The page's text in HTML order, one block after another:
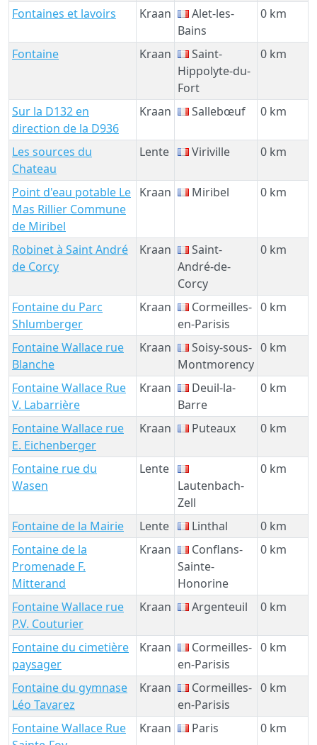
Fontaines et lavoirs Kraan
Alet-les-
Bains
0 km
Fontaine Kraan
Saint-
Hippolyte-du-
Fort
0 km
Sur la D132 en
direction de la D936
Kraan Sallebœuf 0 km
Les sources du
Chateau
Lente Viriville 0 km
Point d'eau potable Le
Mas Rillier Commune
de Miribel
Kraan Miribel 0 km
Robinet à Saint André
de Corcy
Kraan
Saint-
André-de-
Corcy
0 km
Fontaine du Parc
Shlumberger
Kraan
Cormeilles-
en-Parisis
0 km
Fontaine Wallace rue
Blanche
Kraan
Soisy-sous-
Montmorency
0 km
Fontaine Wallace Rue
V. Labarrière
Kraan
Deuil-la-
Barre
0 km
Fontaine Wallace rue
E. Eichenberger
Kraan Puteaux 0 km
Fontaine rue du
Wasen
Lente
Lautenbach-
Zell
0 km
Fontaine de la Mairie Lente Linthal
0 km
Fontaine de la
Promenade F.
Mitterand
Kraan
Conflans-
Sainte-
Honorine
0 km
Fontaine Wallace rue
P.V. Couturier
Kraan Argenteuil 0 km
Fontaine du cimetière
paysager
Kraan
Cormeilles-
en-Parisis
0 km
Fontaine du gymnase
Léo Tavarez
Kraan
Cormeilles-
en-Parisis
0 km
Fontaine Wallace Rue
Kraan Paris 0 km